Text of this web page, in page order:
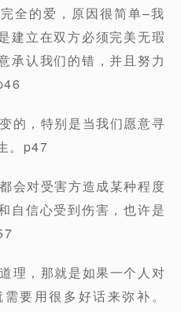
全的爱，原因很简单–我
建立在双方必须完美无瑕
承认我们的错，并且努力
的，特别是当我们愿意寻
。p47
会对受害方造成某种程度
自信心受到伤害，也许是
理，那就是如果一个人对
要用很多好话来弥补。